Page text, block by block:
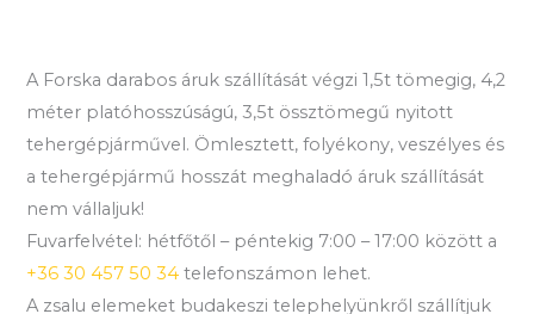
A Forska darabos áruk szállítását végzi 1,5t tömegig, 4,2
méter platóhosszúságú, 3,5t össztömegű nyitott
tehergépjárművel. Ömlesztett, folyékony, veszélyes és
a tehergépjármű hosszát meghaladó áruk szállítását
nem vállaljuk!
Fuvarfelvétel: hétfőtől – péntekig 7:00 – 17:00 között a
+36 30 457 50 34 telefonszámon lehet.
A zsalu elemeket budakeszi telephelyünkről szállítjuk